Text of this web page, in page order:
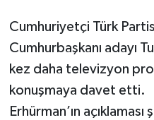
Cumhuriyetçi Türk
Cumhurbaşkanı adayı
kez daha televizyon
konuşmaya davet etti.
Erhürman’ın açıklaması